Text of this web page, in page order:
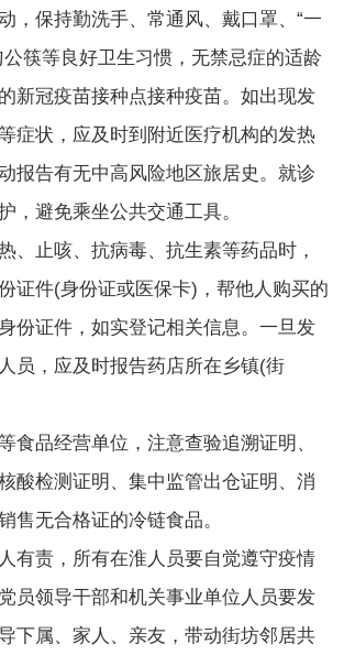
，保持勤洗手、常通风、戴口罩、“一
公筷等良好卫生习惯，无禁忌症的适龄
新冠疫苗接种点接种疫苗。如出现发
症状，应及时到附近医疗机构的发热
报告有无中高风险地区旅居史。就诊
护，避免乘坐公共交通工具。
、止咳、抗病毒、抗生素等药品时，
证件(身份证或医保卡)，帮他人购买的
份证件，如实登记相关信息。一旦发
员，应及时报告药店所在乡镇(街
食品经营单位，注意查验追溯证明、
酸检测证明、集中监管出仓证明、消
销售无合格证的冷链食品。
有责，所有在淮人员要自觉遵守疫情
员领导干部和机关事业单位人员要发
下属、家人、亲友，带动街坊邻居共